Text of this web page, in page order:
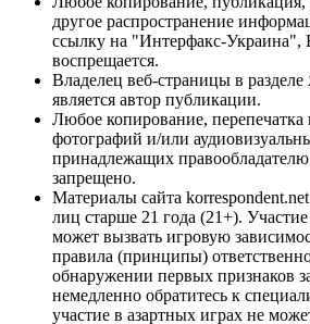
другое распространение
ссылку на "Интерфакс-Украина",
воспрещается.
Владелец веб-страницы в
является автор публикации.
Любое копирование, перепечатка
фотографий и/или
принадлежащих правообладателю
запрещено.
Материалы сайта
лиц старше 21 года (21+).
может вызвать игровую
правила (принципы)
обнаружении первых признаков
немедленно обратитесь к
участие в азартных играх не